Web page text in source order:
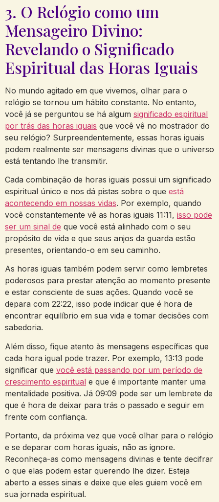
3. O Relógio como um
Mensageiro Divino:
Revelando o Significado
Espiritual das Horas Iguais
No mundo agitado em que vivemos, olhar para o
relógio se tornou um hábito constante. No entanto,
você já se perguntou se há algum significado espiritual
por trás das horas iguais que você vê no mostrador do
seu relógio? Surpreendentemente, essas horas iguais
podem realmente ser mensagens divinas que o universo
está tentando lhe transmitir.
Cada combinação de horas iguais possui um significado
espiritual único e nos dá pistas sobre o que está
acontecendo em nossas vidas. Por exemplo, quando
você constantemente vê as horas iguais 11:11, isso pode
ser um sinal de que você está alinhado com o seu
propósito de vida e que seus anjos da guarda estão
presentes, orientando-o em seu caminho.
As horas iguais também podem servir como lembretes
poderosos para prestar atenção ao momento presente
e estar consciente de suas ações. Quando você se
depara com 22:22, isso pode indicar que é hora de
encontrar equilíbrio em sua vida e tomar decisões com
sabedoria.
Além disso, fique atento às mensagens específicas que
cada hora igual pode trazer. Por exemplo, 13:13 pode
significar que você está passando por um período de
crescimento espiritual e que é importante manter uma
mentalidade positiva. Já 09:09 pode ser um lembrete de
que é hora de deixar para trás o passado e seguir em
frente com confiança.
Portanto, da próxima vez que você olhar para o relógio
e se deparar com horas iguais, não as ignore.
Reconheça-as como mensagens divinas e tente decifrar
o que elas podem estar querendo lhe dizer. Esteja
aberto a esses sinais e deixe que eles guiem você em
sua jornada espiritual.